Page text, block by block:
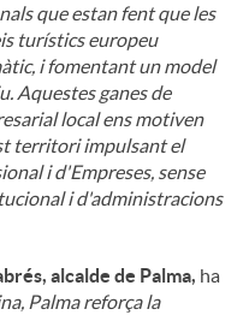
que estan fent que les
turístics europeu
i fomentant un model
Aquestes ganes de
local ens motiven
territori impulsant el
i d'Empreses, sense
i d'administracions
alcalde de Palma, ha
Palma reforça la